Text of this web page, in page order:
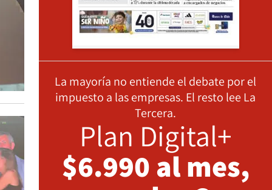
La mayoría no entiende el debate por el
impuesto a las empresas. El resto lee La
Tercera.
Plan Digital+
$6.990 al mes,